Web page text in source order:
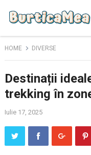
HOME DIVERSE
Destinații
trekking în
Iulie 17, 2025